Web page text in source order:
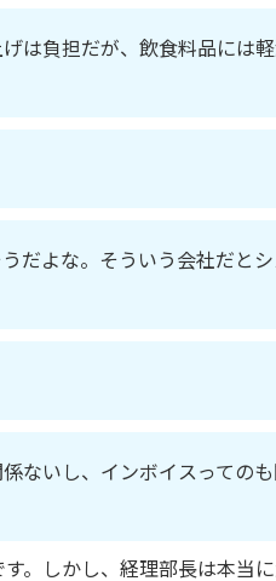
は負担だが、飲食料品に
だよな。そういう会社だと
ないし、インボイスっての
しかし、経理部長は本当